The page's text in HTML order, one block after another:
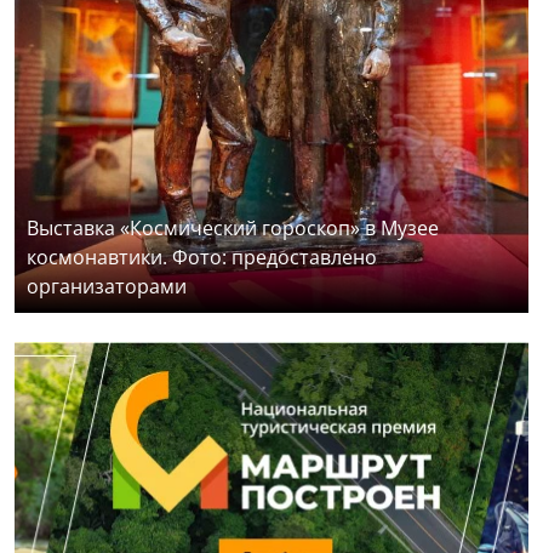
Выставка «Космический гороскоп» в Музее
космонавтики. Фото: предоставлено
организаторами